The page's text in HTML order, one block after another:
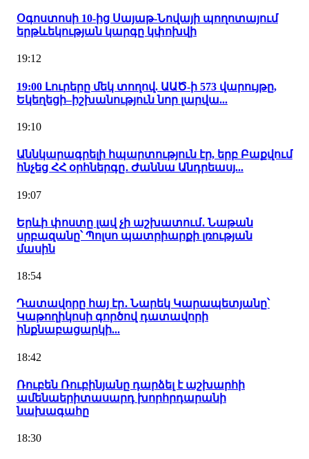
Օգոստոսի 10-ից Սայաթ-Նովայի պողոտայում
երթևեկության կարգը կփոխվի
19:12
19:00 Լուրերը մեկ տողով. ԱԱԾ-ի 573 վարույթը,
Եկեղեցի–իշխանություն նոր լարվա...
19:10
Աննկարագրելի հպարտություն էր, երբ Բաքվում
հնչեց ՀՀ օրհներգը․ Ժաննա Անդրեասյ...
19:07
Երևի փոստը լավ չի աշխատում․ Նաթան
սրբազանը՝ Պոլսո պատրիարքի լռության
մասին
18:54
Դատավորը հայ էր․ Նարեկ Կարապետյանը՝
Կաթողիկոսի գործով դատավորի
ինքնաբացարկի...
18:42
Ռուբեն Ռուբինյանը դարձել է աշխարհի
ամենաերիտասարդ խորհրդարանի
նախագահը
18:30